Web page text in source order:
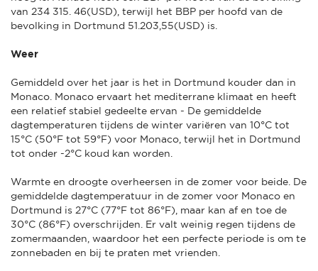
van 234 315. 46(USD), terwijl het BBP per hoofd van de
bevolking in Dortmund 51.203,55(USD) is.
Weer
Gemiddeld over het jaar is het in Dortmund kouder dan in
Monaco. Monaco ervaart het mediterrane klimaat en heeft
een relatief stabiel gedeelte ervan - De gemiddelde
dagtemperaturen tijdens de winter variëren van 10°C tot
15°C (50°F tot 59°F) voor Monaco, terwijl het in Dortmund
tot onder -2°C koud kan worden.
Warmte en droogte overheersen in de zomer voor beide. De
gemiddelde dagtemperatuur in de zomer voor Monaco en
Dortmund is 27°C (77°F tot 86°F), maar kan af en toe de
30°C (86°F) overschrijden. Er valt weinig regen tijdens de
zomermaanden, waardoor het een perfecte periode is om te
zonnebaden en bij te praten met vrienden.